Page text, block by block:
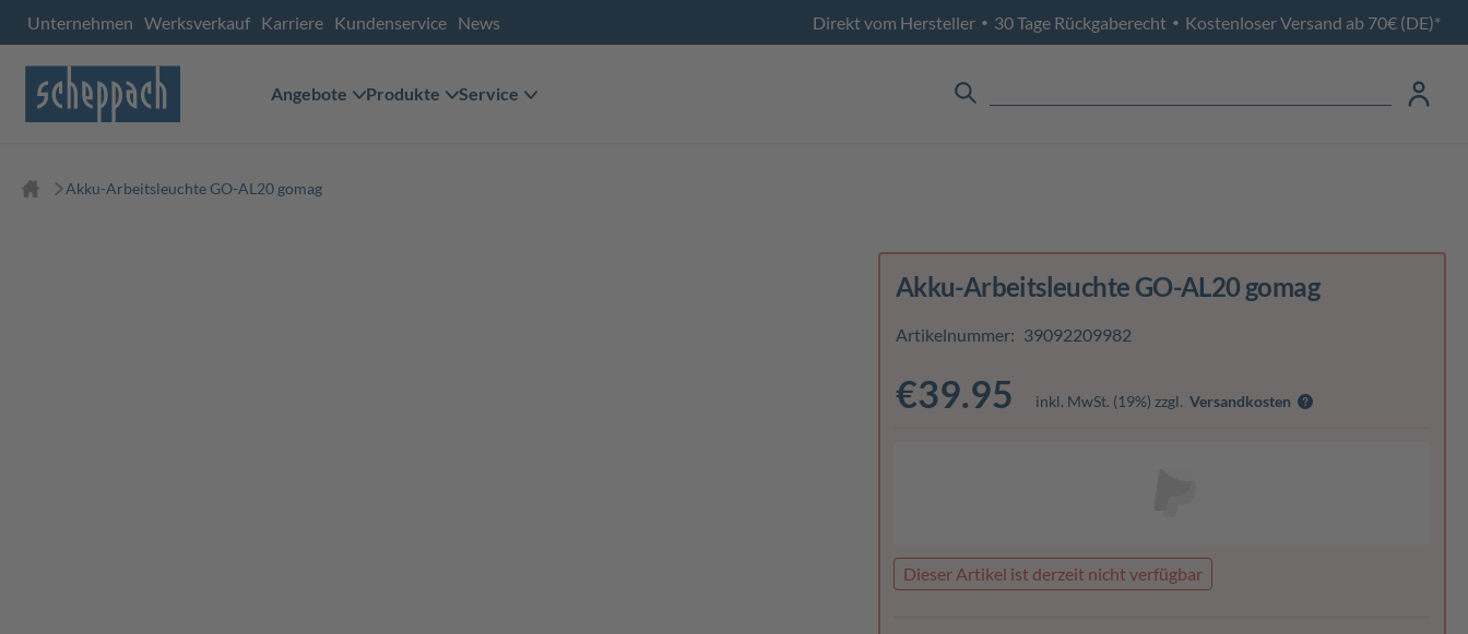
Unternehmen Werksverkauf Karriere Kundenservice News Direkt vom Hersteller • 30 Tage Rückgaberecht • Kostenloser Versand ab 70€ (DE)*
Angebote Produkte Service
Akku-Arbeitsleuchte GO-AL20 gomag
Akku-Arbeitsleuchte GO-AL20 gomag
Artikelnummer: 39092209982
€39.95 inkl. MwSt. (19%) zzgl. Versandkosten
Dieser Artikel ist derzeit nicht verfügbar